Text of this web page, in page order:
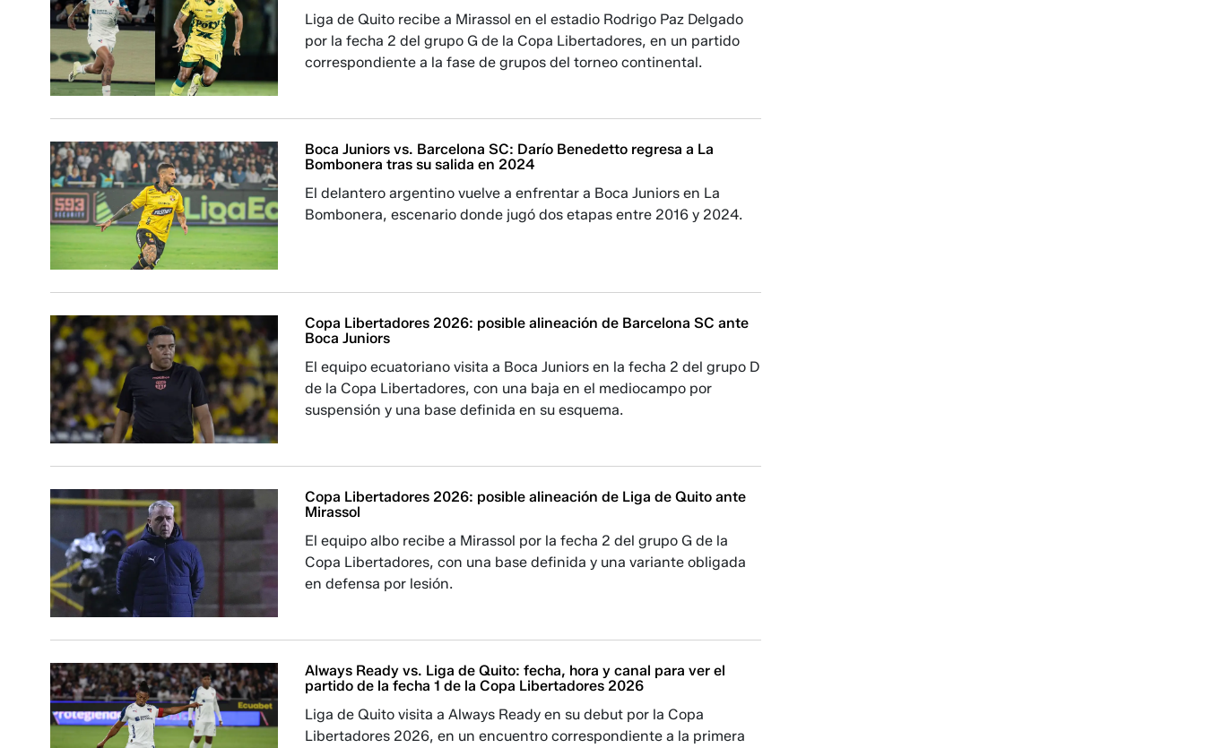
Liga de Quito recibe a Mirassol en el estadio Rodrigo Paz Delgado
por la fecha 2 del grupo G de la Copa Libertadores, en un partido
correspondiente a la fase de grupos del torneo continental.
Boca Juniors vs. Barcelona SC: Darío Benedetto regresa a La
Bombonera tras su salida en 2024
El delantero argentino vuelve a enfrentar a Boca Juniors en La
Bombonera, escenario donde jugó dos etapas entre 2016 y 2024.
Copa Libertadores 2026: posible alineación de Barcelona SC ante
Boca Juniors
El equipo ecuatoriano visita a Boca Juniors en la fecha 2 del grupo D
de la Copa Libertadores, con una baja en el mediocampo por
suspensión y una base definida en su esquema.
Copa Libertadores 2026: posible alineación de Liga de Quito ante
Mirassol
El equipo albo recibe a Mirassol por la fecha 2 del grupo G de la
Copa Libertadores, con una base definida y una variante obligada
en defensa por lesión.
Always Ready vs. Liga de Quito: fecha, hora y canal para ver el
partido de la fecha 1 de la Copa Libertadores 2026
Liga de Quito visita a Always Ready en su debut por la Copa
Libertadores 2026, en un encuentro correspondiente a la primera